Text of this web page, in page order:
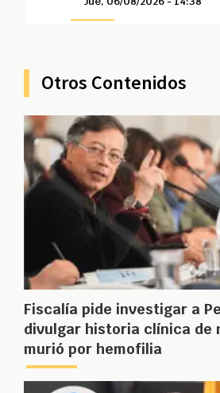
Otros Contenidos
Fiscalía pide investigar a
divulgar historia clínica de
murió por hemofilia